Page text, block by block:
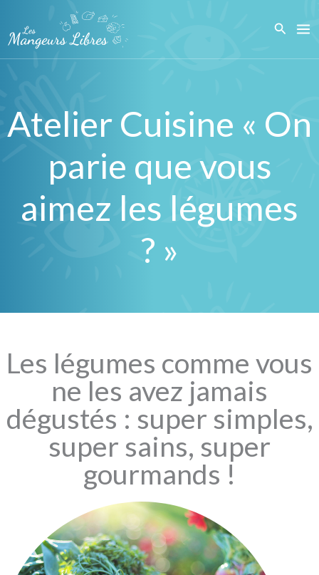
au
contenu
Atelier Cuisine « On
parie que vous
aimez les légumes
? »
Les légumes comme vous
ne les avez jamais
dégustés : super simples,
super sains, super
gourmands !